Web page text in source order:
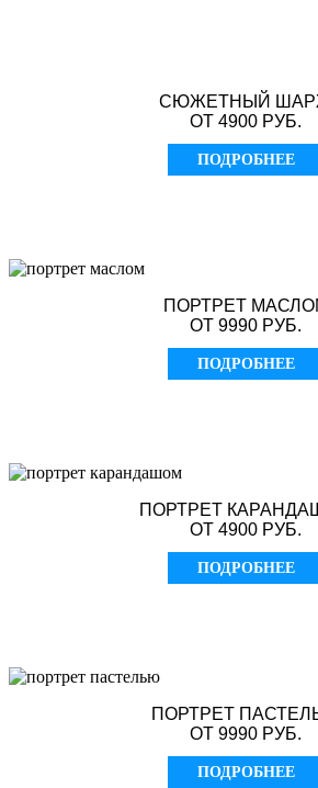
СЮЖЕТНЫЙ
ОТ 4900 РУБ.
ПОДРОБНЕЕ
ПОРТРЕТ
ОТ 9990 РУБ.
ПОДРОБНЕЕ
ПОРТРЕТ
ОТ 4900 РУБ.
ПОДРОБНЕЕ
ПОРТРЕТ
ОТ 9990 РУБ.
ПОДРОБНЕЕ